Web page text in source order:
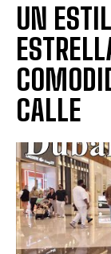
UN
CALLE